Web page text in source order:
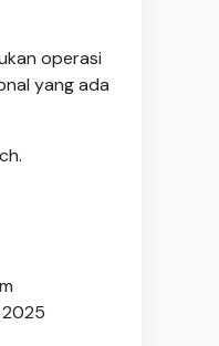
operasi
yang ada